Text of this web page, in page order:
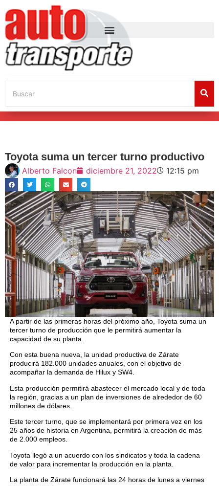
Toyota suma un tercer turno productivo
Alberto Falcon diciembre 21, 2022 12:15 pm
A partir de las primeras horas del próximo año, Toyota suma un
tercer turno de producción que le permitirá aumentar la
capacidad de su planta.
Con esta buena nueva, la unidad productiva de Zárate
producirá 182.000 unidades anuales, con el objetivo de
acompañar la demanda de Hilux y SW4.
Esta producción permitirá abastecer el mercado local y de toda
la región, gracias a un plan de inversiones de alrededor de 60
millones de dólares.
Este tercer turno, que se implementará por primera vez en los
25 años de historia en Argentina, permitirá la creación de más
de 2.000 empleos.
Toyota llegó a un acuerdo con los sindicatos y toda la cadena
de valor para incrementar la producción en la planta.
La planta de Zárate funcionará las 24 horas de lunes a viernes